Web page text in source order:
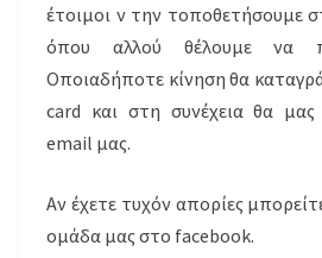
έτοιμοι ν την τοποθετήσουμε
όπου αλλού θέλουμε να
Οποιαδήποτε κίνηση θα
card και στη συνέχεια θα μας
email μας.
Αν έχετε τυχόν απορίες
ομάδα μας στο facebook.